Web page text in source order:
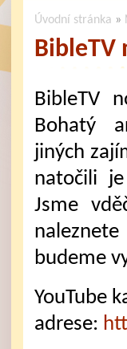
Úvodní stránka »
BibleTV
BibleTV
Bohatý
jiných
natočili
Jsme
budeme
YouTube
adrese: